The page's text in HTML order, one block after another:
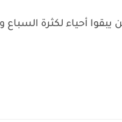
أحياء لكثرة